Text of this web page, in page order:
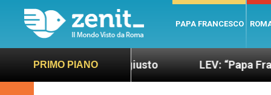
PAPA FRANCESCO
PRIMO PIANO
più sano e giusto LEV: “Papa Francesco.